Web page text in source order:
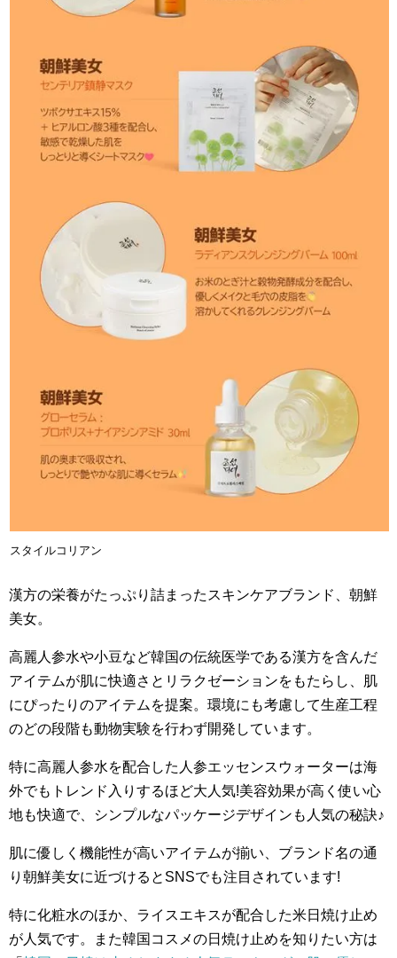
スタイルコリアン
漢方の栄養がたっぷり詰まったスキンケアブランド、朝鮮
美女。
高麗人参水や小豆など韓国の伝統医学である漢方を含んだ
アイテムが肌に快適さとリラクゼーションをもたらし、肌
にぴったりのアイテムを提案。環境にも考慮して生産工程
のどの段階も動物実験を行わず開発しています。
特に高麗人参水を配合した人参エッセンスウォーターは海
外でもトレンド入りするほど大人気!美容効果が高く使い心
地も快適で、シンプルなパッケージデザインも人気の秘訣♪
肌に優しく機能性が高いアイテムが揃い、ブランド名の通
り朝鮮美女に近づけるとSNSでも注目されています!
特に化粧水のほか、ライスエキスが配合した米日焼け止め
が人気です。また韓国コスメの日焼け止めを知りたい方は